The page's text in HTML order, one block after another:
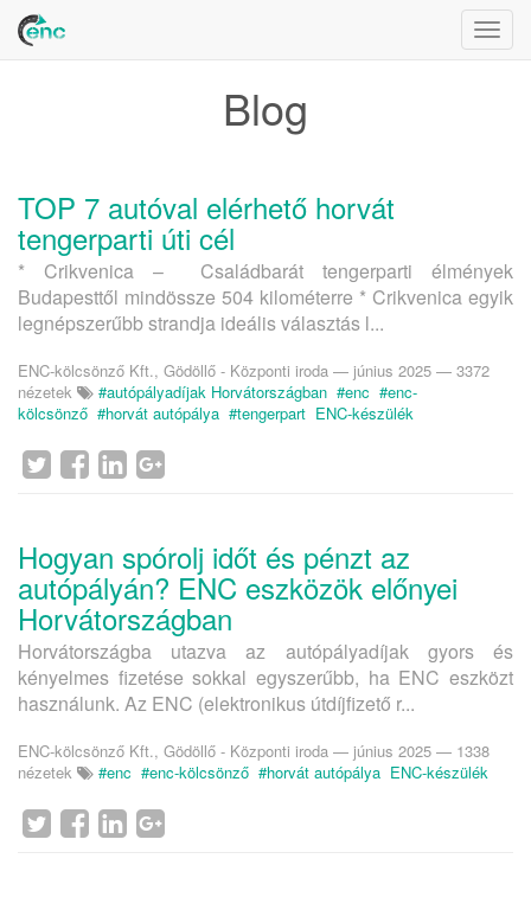
Blog
TOP 7 autóval elérhető horvát
tengerparti úti cél
* Crikvenica – Családbarát tengerparti élmények
Budapesttől mindössze 504 kilométerre * Crikvenica egyik
legnépszerűbb strandja ideális választás l...
ENC-kölcsönző Kft., Gödöllő - Központi iroda — június 2025 — 3372
nézetek
#autópályadíjak Horvátországban #enc #enc-
kölcsönző #horvát autópálya #tengerpart ENC-készülék
Hogyan spórolj időt és pénzt az
autópályán? ENC eszközök előnyei
Horvátországban
Horvátországba utazva az autópályadíjak gyors és
kényelmes fizetése sokkal egyszerűbb, ha ENC eszközt
használunk. Az ENC (elektronikus útdíjfizető r...
ENC-kölcsönző Kft., Gödöllő - Központi iroda — június 2025 — 1338
nézetek
#enc #enc-kölcsönző #horvát autópálya ENC-készülék